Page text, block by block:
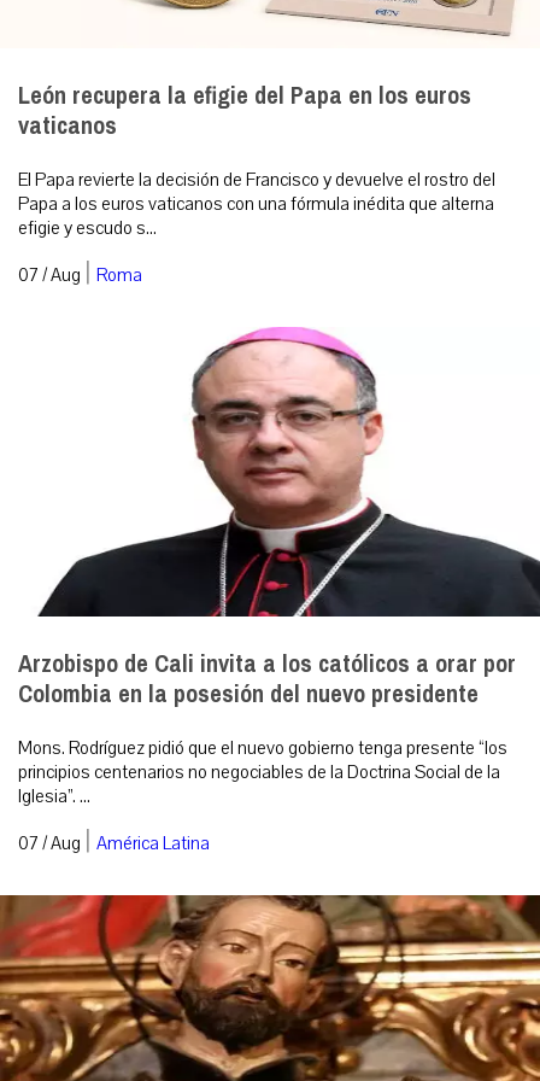
León recupera la efigie del Papa en los euros
vaticanos
El Papa revierte la decisión de Francisco y devuelve el rostro del
Papa a los euros vaticanos con una fórmula inédita que alterna
efigie y escudo s...
07 / Aug | Roma
Arzobispo de Cali invita a los católicos a orar por
Colombia en la posesión del nuevo presidente
Mons. Rodríguez pidió que el nuevo gobierno tenga presente “los
principios centenarios no negociables de la Doctrina Social de la
Iglesia”. ...
07 / Aug | América Latina